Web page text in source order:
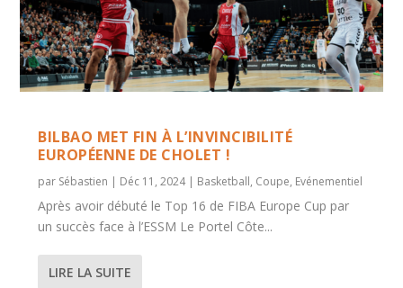
BILBAO MET FIN À L’INVINCIBILITÉ
EUROPÉENNE DE CHOLET !
par Sébastien | Déc 11, 2024| Basketball, Coupe, Evénementiel
Après avoir débuté le Top 16 de FIBA Europe Cup par
un succès face à l’ESSM Le Portel Côte...
LIRE LA SUITE